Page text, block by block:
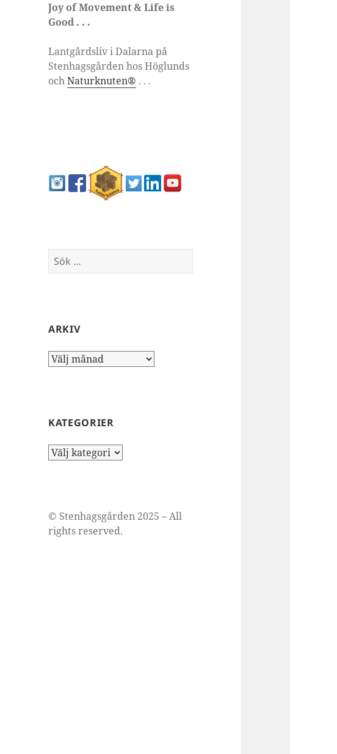
Joy of Movement & Life is
Good . . .
Lantgårdsliv i Dalarna på
Stenhagsgården hos Höglunds
ochNaturknuten® . . .
Sök
efter:
ARKIV
Arkiv
KATEGORIER
Kategorier
© Stenhagsgården 2025 – All
rights reserved.